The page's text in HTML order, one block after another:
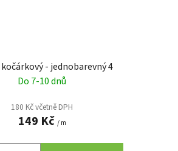
- jednobarevný 4
Do 7-10 dnů
180 Kč včetně DPH
149 Kč / m